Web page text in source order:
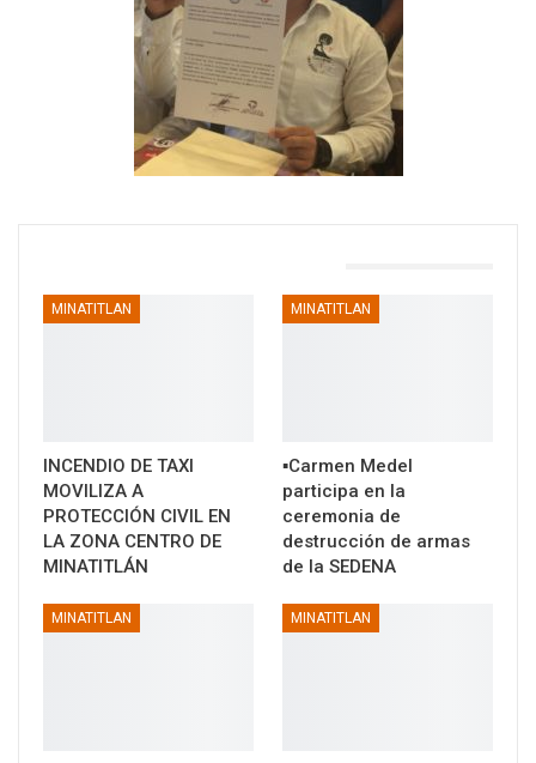
MINATITLAN
INCENDIO DE TAXI
MOVILIZA A
PROTECCIÓN CIVIL EN
LA ZONA CENTRO DE
MINATITLÁN
MINATITLAN
▪️Carmen Medel
participa en la
ceremonia de
destrucción de armas
de la SEDENA
MINATITLAN MINATITLAN